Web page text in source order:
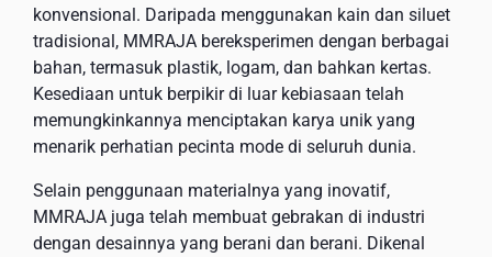
konvensional. Daripada menggunakan kain dan siluet
tradisional, MMRAJA bereksperimen dengan berbagai
bahan, termasuk plastik, logam, dan bahkan kertas.
Kesediaan untuk berpikir di luar kebiasaan telah
memungkinkannya menciptakan karya unik yang
menarik perhatian pecinta mode di seluruh dunia.
Selain penggunaan materialnya yang inovatif,
MMRAJA juga telah membuat gebrakan di industri
dengan desainnya yang berani dan berani. Dikenal